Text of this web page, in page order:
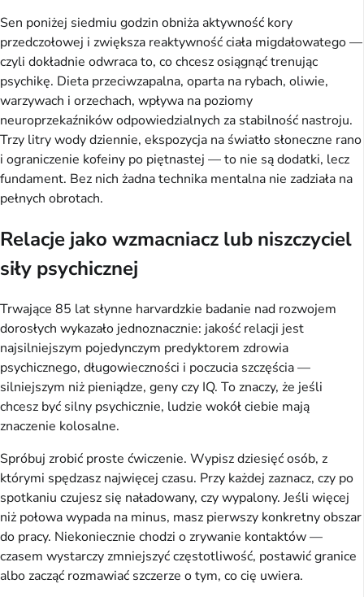
Sen poniżej siedmiu godzin obniża aktywność kory
przedczołowej i zwiększa reaktywność ciała migdałowatego —
czyli dokładnie odwraca to, co chcesz osiągnąć trenując
psychikę. Dieta przeciwzapalna, oparta na rybach, oliwie,
warzywach i orzechach, wpływa na poziomy
neuroprzekaźników odpowiedzialnych za stabilność nastroju.
Trzy litry wody dziennie, ekspozycja na światło słoneczne rano
i ograniczenie kofeiny po piętnastej — to nie są dodatki, lecz
fundament. Bez nich żadna technika mentalna nie zadziała na
pełnych obrotach.
Relacje jako wzmacniacz lub niszczyciel
siły psychicznej
Trwające 85 lat słynne harvardzkie badanie nad rozwojem
dorosłych wykazało jednoznacznie: jakość relacji jest
najsilniejszym pojedynczym predyktorem zdrowia
psychicznego, długowieczności i poczucia szczęścia —
silniejszym niż pieniądze, geny czy IQ. To znaczy, że jeśli
chcesz być silny psychicznie, ludzie wokół ciebie mają
znaczenie kolosalne.
Spróbuj zrobić proste ćwiczenie. Wypisz dziesięć osób, z
którymi spędzasz najwięcej czasu. Przy każdej zaznacz, czy po
spotkaniu czujesz się naładowany, czy wypalony. Jeśli więcej
niż połowa wypada na minus, masz pierwszy konkretny obszar
do pracy. Niekoniecznie chodzi o zrywanie kontaktów —
czasem wystarczy zmniejszyć częstotliwość, postawić granice
albo zacząć rozmawiać szczerze o tym, co cię uwiera.